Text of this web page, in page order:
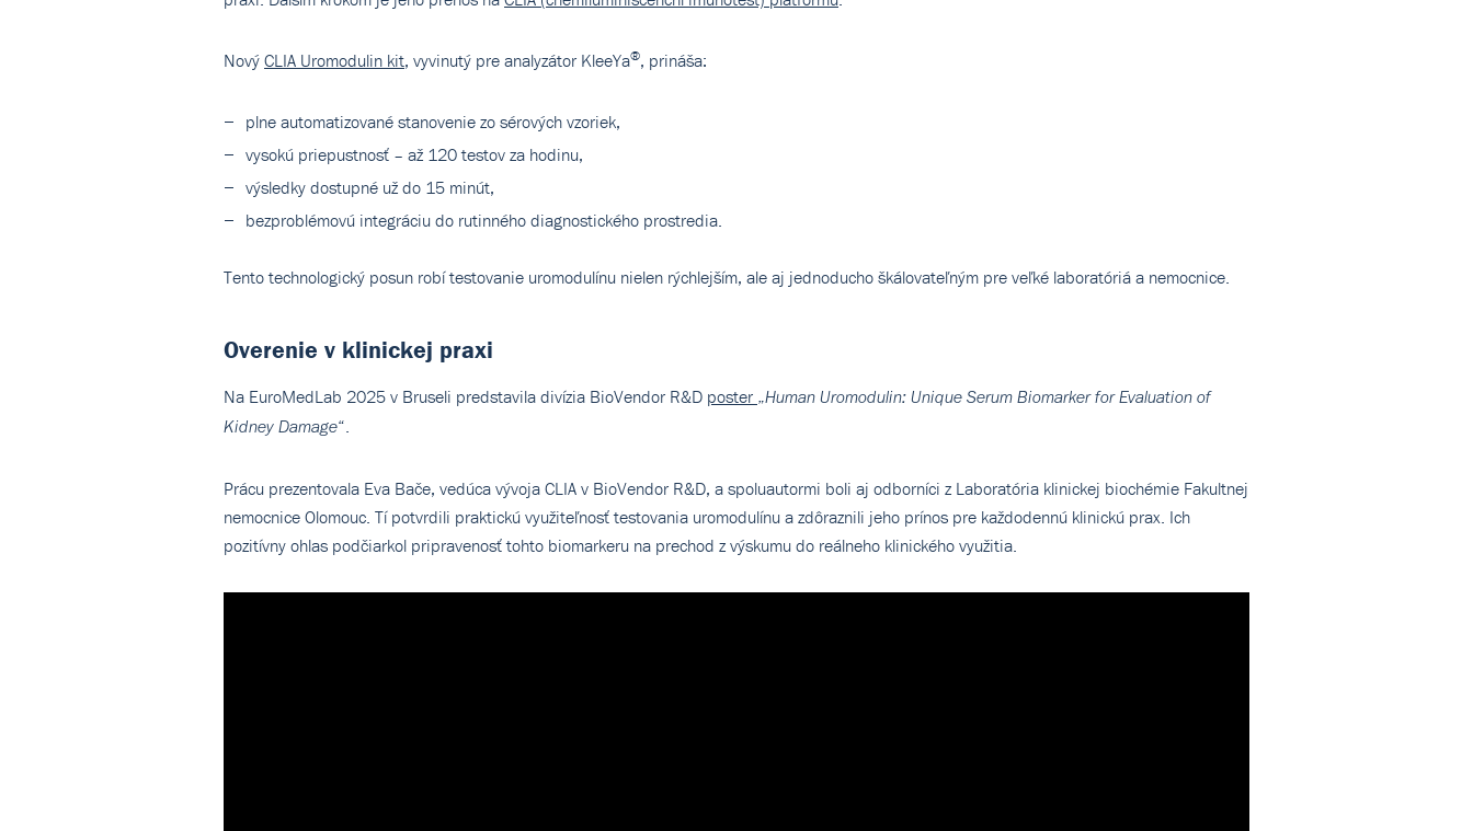
Nový CLIA Uromodulin kit, vyvinutý pre analyzátor KleeYa®, prináša:
plne automatizované stanovenie zo sérových vzoriek,
vysokú priepustnosť – až 120 testov za hodinu,
výsledky dostupné už do 15 minút,
bezproblémovú integráciu do rutinného diagnostického prostredia.
Tento technologický posun robí testovanie uromodulínu nielen rýchlejším, ale aj jednoducho škálovateľným pre veľké laboratóriá a nemocnice.
Overenie v klinickej praxi
Na EuroMedLab 2025 v Bruseli predstavila divízia BioVendor R&D poster „Human Uromodulin: Unique Serum Biomarker for Evaluation of
Kidney Damage“.
Prácu prezentovala Eva Bače, vedúca vývoja CLIA v BioVendor R&D, a spoluautormi boli aj odborníci z Laboratória klinickej biochémie Fakultnej
nemocnice Olomouc. Tí potvrdili praktickú využiteľnosť testovania uromodulínu a zdôraznili jeho prínos pre každodennú klinickú prax. Ich
pozitívny ohlas podčiarkol pripravenosť tohto biomarkeru na prechod z výskumu do reálneho klinického využitia.